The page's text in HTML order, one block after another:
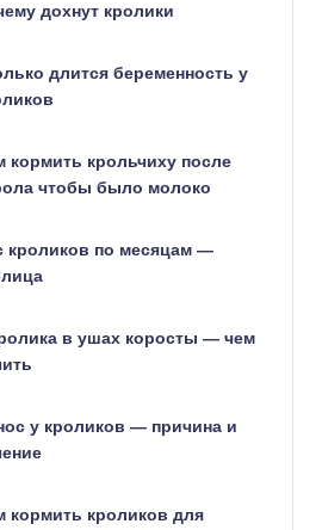
дохнут кролики
длится беременность у
кормить крольчиху после
чтобы было молоко
кроликов по месяцам —
в ушах коросты — чем
у кроликов — причина и
кормить кроликов для